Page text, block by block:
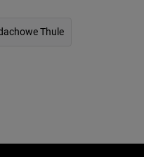
Thule